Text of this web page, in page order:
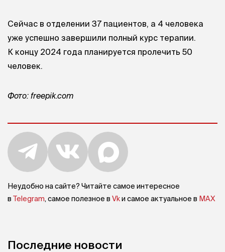
Сейчас в отделении 37 пациентов, а 4 человека
уже успешно завершили полный курс терапии.
К концу 2024 года планируется пролечить 50
человек.
Фото: freepik.com
Неудобно на сайте? Читайте самое интересное
в Telegram, самое полезное в Vkи самое актуальное в MAX
Последние новости